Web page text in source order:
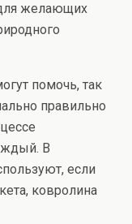
желающих
помочь, так
правильно
В
если
ковролина